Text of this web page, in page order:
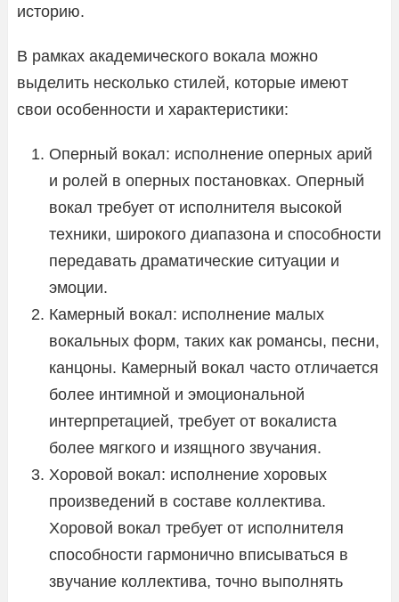
историю.
В рамках академического вокала можно
выделить несколько стилей, которые имеют
свои особенности и характеристики:
Оперный вокал: исполнение оперных арий
и ролей в оперных постановках. Оперный
вокал требует от исполнителя высокой
техники, широкого диапазона и способности
передавать драматические ситуации и
эмоции.
Камерный вокал: исполнение малых
вокальных форм, таких как романсы, песни,
канцоны. Камерный вокал часто отличается
более интимной и эмоциональной
интерпретацией, требует от вокалиста
более мягкого и изящного звучания.
Хоровой вокал: исполнение хоровых
произведений в составе коллектива.
Хоровой вокал требует от исполнителя
способности гармонично вписываться в
звучание коллектива, точно выполнять